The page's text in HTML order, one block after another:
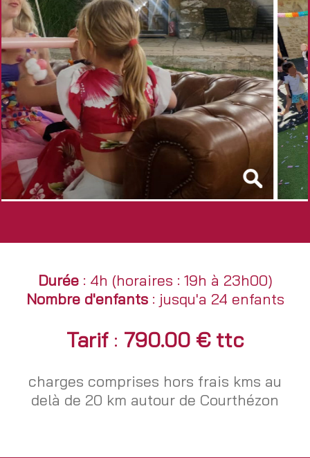
Durée: 4h (horaires : 19h à 23h00)
Nombre d'enfants: jusqu'a 24 enfants
Tarif: 790.00 € ttc
charges comprises hors frais kms au
delà de 20 km autour de Courthézon